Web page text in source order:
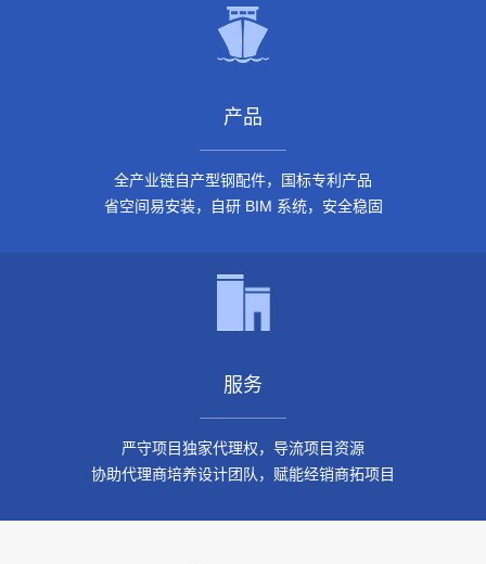
产品
全产业链自产型钢配件，国标专利产品
省空间易安装，自研 BIM 系统，安全稳固
服务
严守项目独家代理权，导流项目资源
协助代理商培养设计团队，赋能经销商拓项目